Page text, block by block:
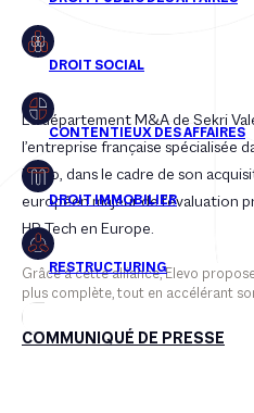
Le département M&A de Sekri
l’entreprise française spécialisée
Elevo, dans le cadre de son
européen majeur de l’évaluation
HR Tech en Europe.
Grâce à cette alliance, Elevo
plus complète, tout en accélérant
COMMUNIQUÉ DE PRESSE